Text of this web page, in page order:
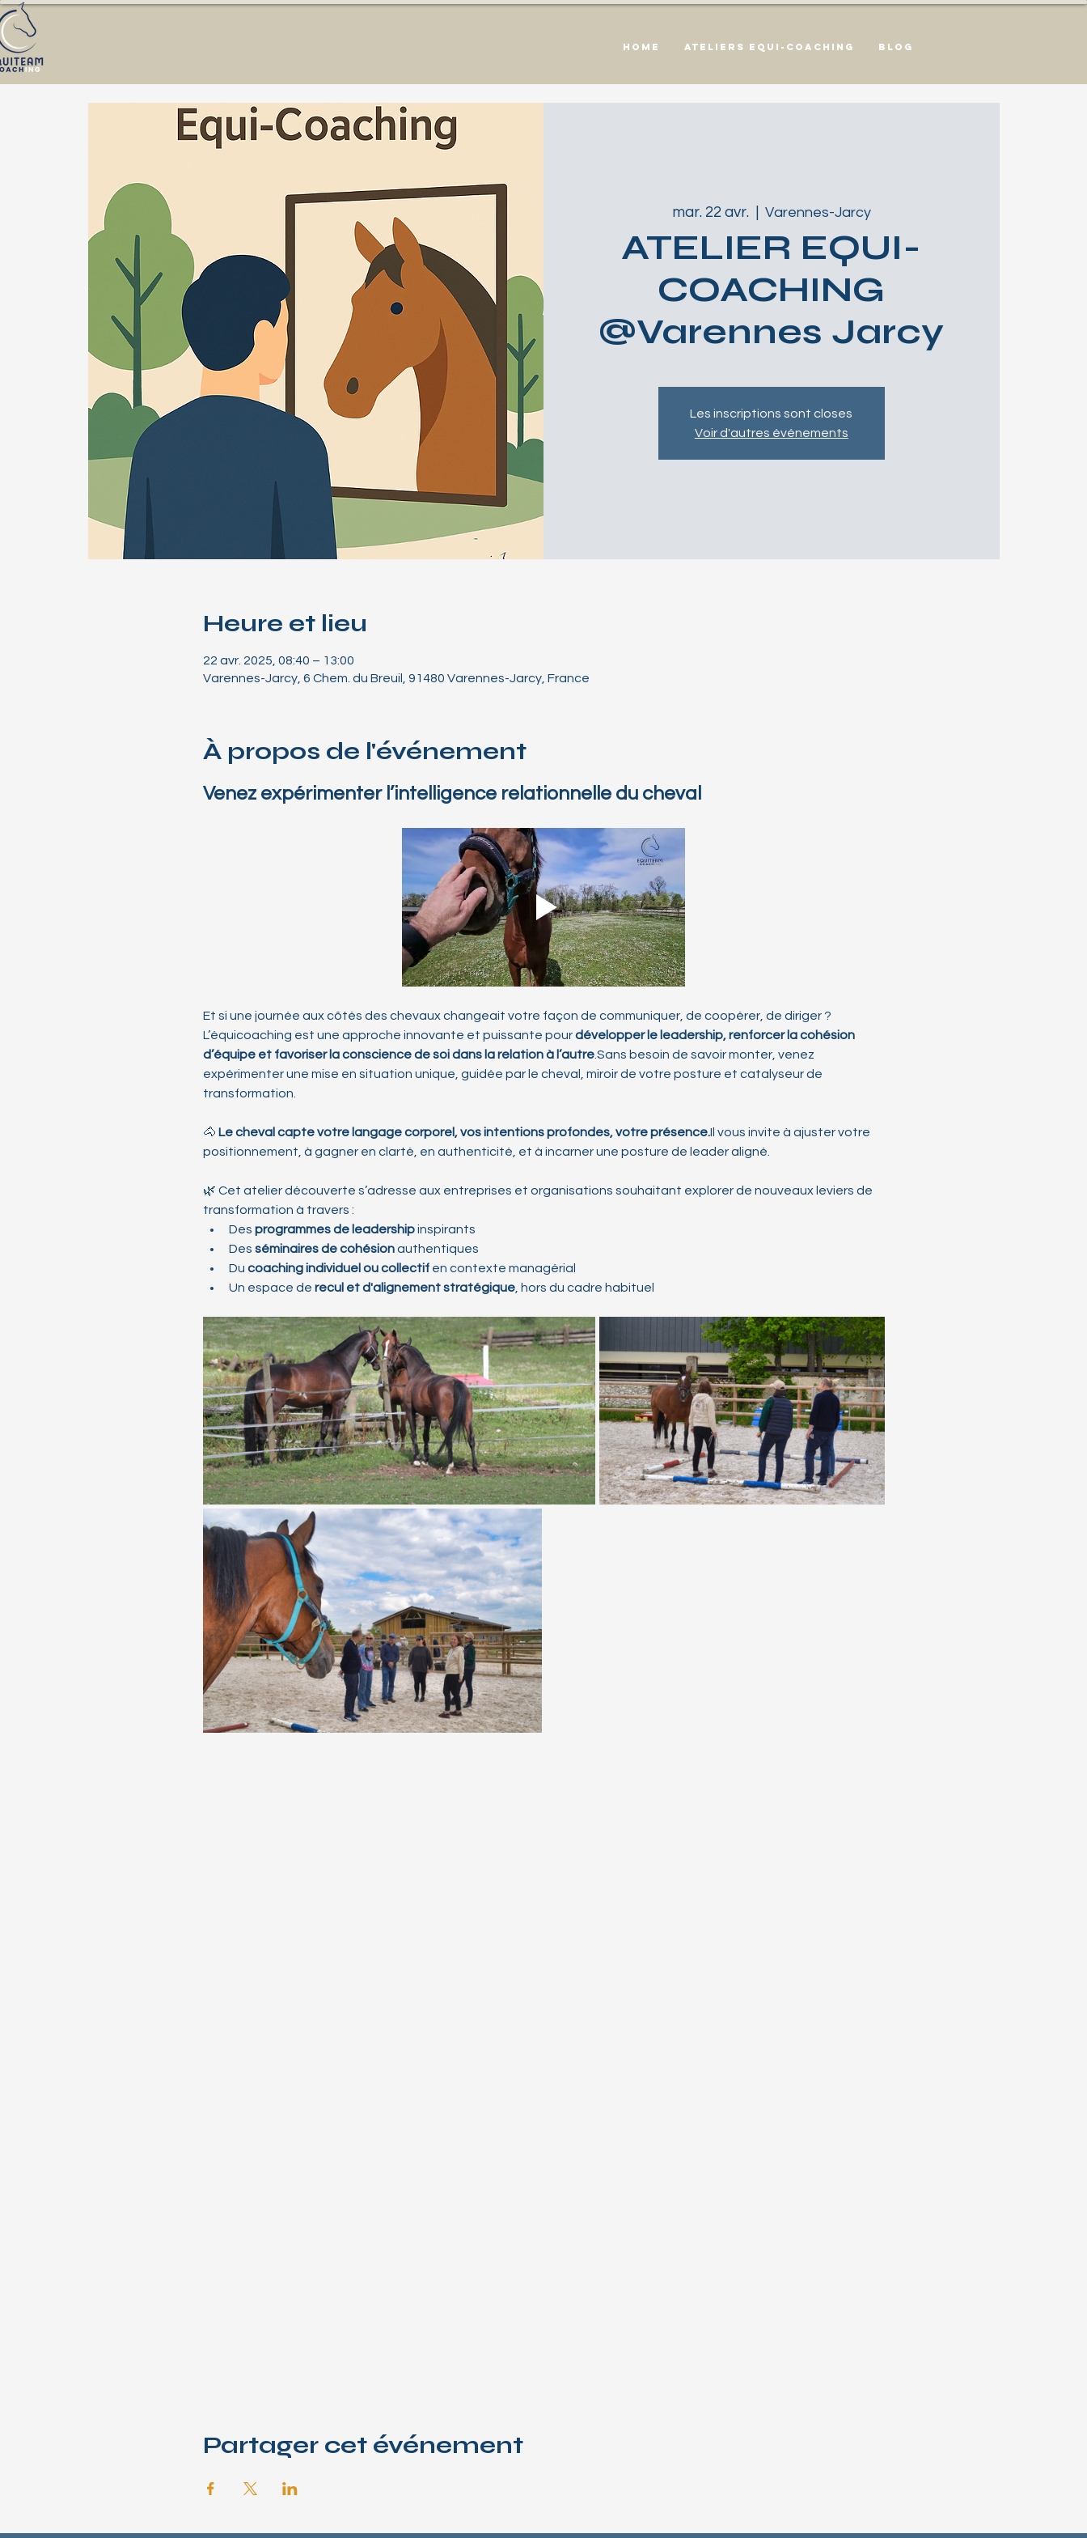
HOME Ateliers Equi-Coaching Blog
mar. 22 avr.
  |
Varennes-Jarcy
ATELIER EQUI-
COACHING
@Varennes Jarcy
Les inscriptions sont closes
Voir d'autres événements
Heure et lieu
22 avr. 2025, 08:40 – 13:00
Varennes-Jarcy, 6 Chem. du Breuil, 91480 Varennes-Jarcy, France
À propos de l'événement
Venez expérimenter l’intelligence relationnelle du cheval
Et si une journée aux côtés des chevaux changeait votre façon de communiquer, de coopérer, de diriger ?
L’équicoaching est une approche innovante et puissante pour développer le leadership, renforcer la cohésion
d’équipe et favoriser la conscience de soi dans la relation à l’autre.Sans besoin de savoir monter, venez
expérimenter une mise en situation unique, guidée par le cheval, miroir de votre posture et catalyseur de
transformation.
🐴 Le cheval capte votre langage corporel, vos intentions profondes, votre présence.Il vous invite à ajuster votre
positionnement, à gagner en clarté, en authenticité, et à incarner une posture de leader aligné.
🌿 Cet atelier découverte s’adresse aux entreprises et organisations souhaitant explorer de nouveaux leviers de
transformation à travers :
Des programmes de leadership inspirants
Des séminaires de cohésion authentiques
Du coaching individuel ou collectif en contexte managérial
Un espace de recul et d'alignement stratégique, hors du cadre habituel
Partager cet événement